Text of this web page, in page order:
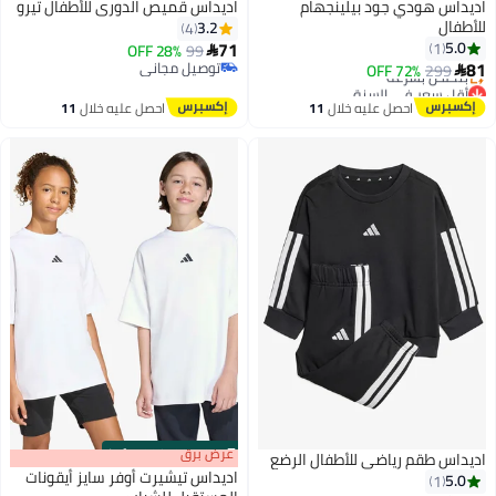
اديداس هودي جود بيلينجهام
للأطفال
5.0
1
81
299
72% OFF
أقل سعر في السنة
توصيل مجاني
بتخلّص بسرعة
احصل عليه خلال 11
6
اديداس قميص الدوري للأطفال تيرو
3.2
4
71
99
28% OFF
توصيل مجاني
توصيل مجاني
احصل عليه خلال 11
اديداس طقم رياضي للأطفال الرضع
5.0
1
00m:00s
·
100% Left عرض برق
اديداس تيشيرت أوفر سايز أيقونات